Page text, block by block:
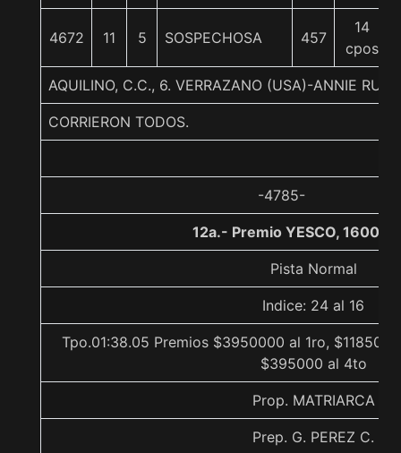
4672 11 5 SOSPECHOSA 457
14
cpos
AQUILINO, C.C., 6. VERRAZANO (USA)-ANNIE
CORRIERON TODOS.
-4785-
12a.- Premio YESCO, 1600
Pista Normal
Indice: 24 al 16
Tpo.01:38.05 Premios $3950000 al 1ro,
$395000 al 4to
Prop. MATRIARCA
Prep. G. PEREZ C.